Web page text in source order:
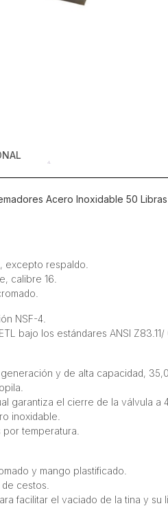
Acero Inoxidable 50 Libras
excepto respaldo.
calibre 16.
NSF-4.
bajo los estándares ANSI Z83.11/
generación y de alta capacidad,
garantiza el cierre de la válvula a
inoxidable.
temperatura.
y mango plastificado.
cestos.
facilitar el vaciado de la tina y su